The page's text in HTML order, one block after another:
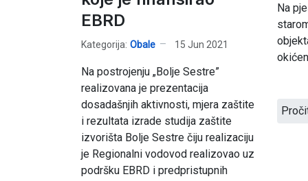
EBRD
Kategorija: Obale 15 Jun 2021
Na postrojenju „Bolje Sestre”
realizovana je prezentacija
dosadašnjih aktivnosti, mjera zaštite
i rezultata izrade studija zaštite
izvorišta Bolje Sestre čiju realizaciju
je Regionalni vodovod realizovao uz
podršku EBRD i predpristupnih
Na